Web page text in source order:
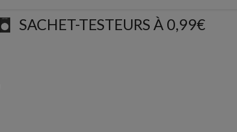
SACHET-TESTEURS À 0,99€